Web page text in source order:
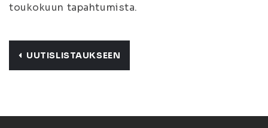
toukokuun tapahtumista.
UUTISLISTAUKSEEN